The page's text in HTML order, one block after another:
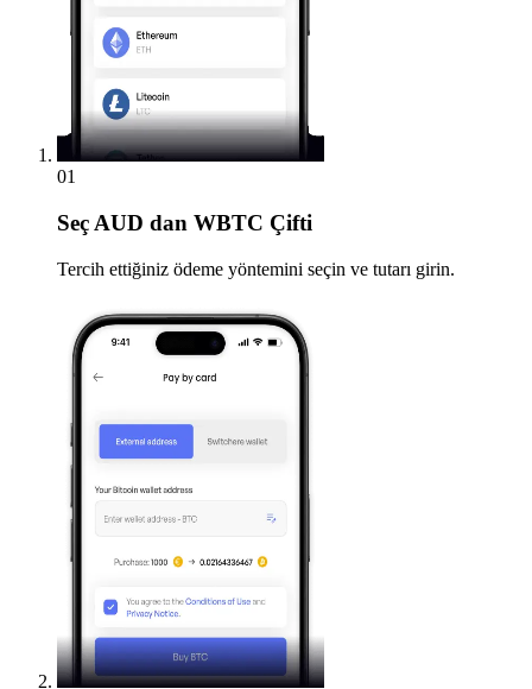
01
Seç AUD dan WBTC Çifti
Tercih ettiğiniz ödeme yöntemini seçin ve tutarı girin.